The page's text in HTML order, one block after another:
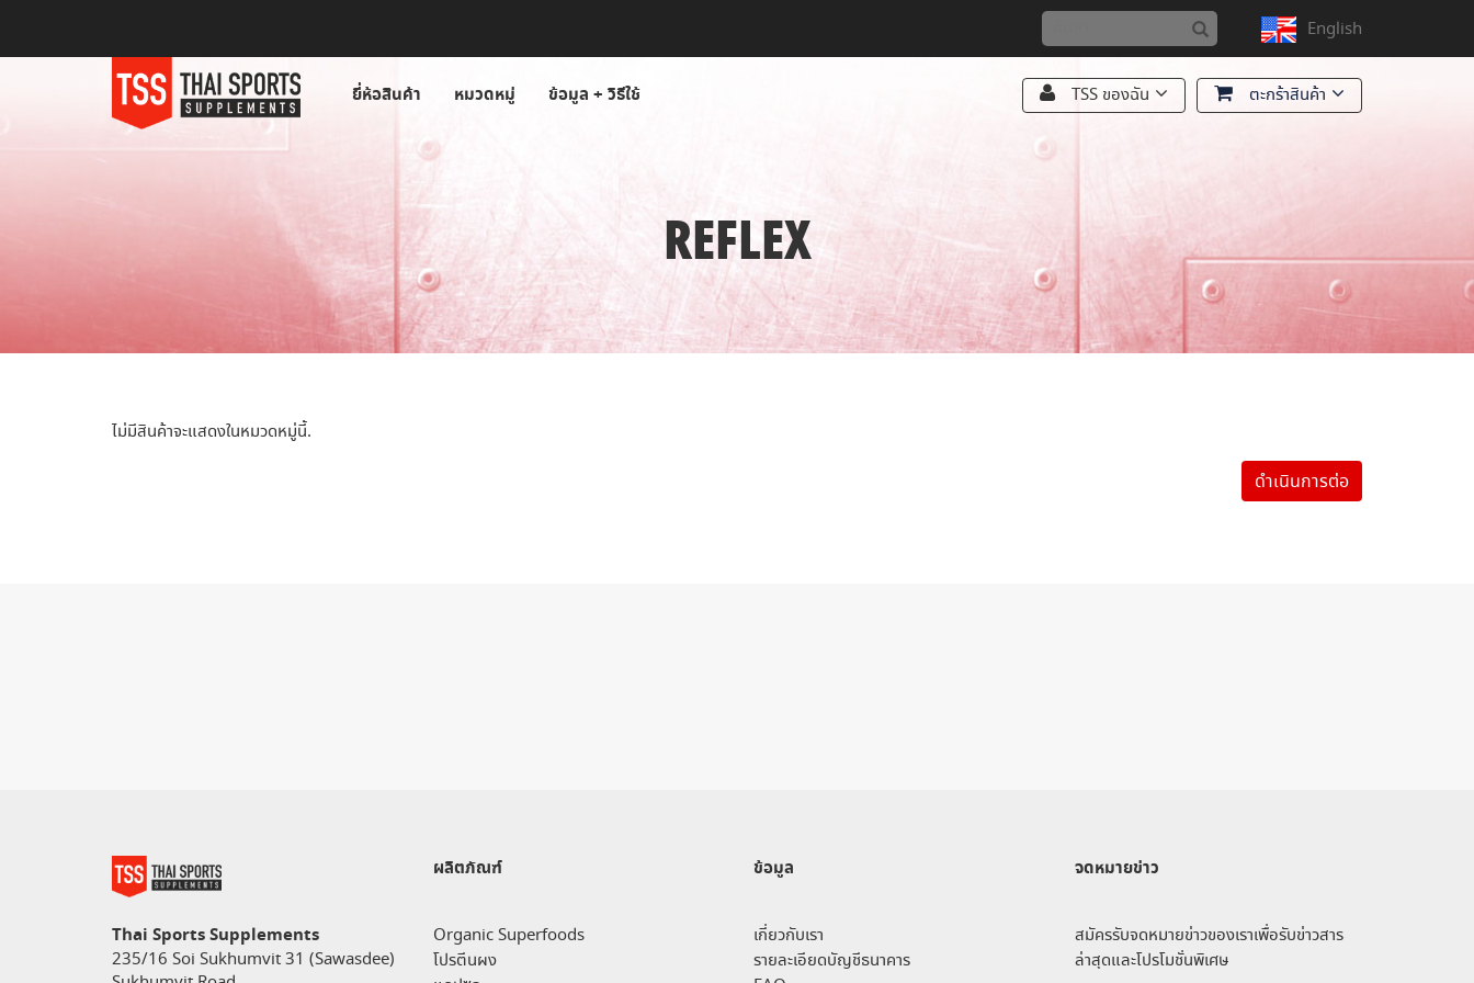
English
ยี่ห้อสินค้า หมวดหมู่ ข้อมูล + วิธีใช้ TSS ของฉัน ตะกร้าสินค้า
REFLEX
ไม่มีสินค้าจะแสดงในหมวดหมู่นี้.
ดำเนินการต่อ
Thai Sports Supplements
235/16 Soi Sukhumvit 31 (Sawasdee)
ผลิตภัณฑ์
Organic Superfoods
โปรตีนผง
ข้อมูล
เกี่ยวกับเรา
รายละเอียดบัญชีธนาคาร
จดหมายข่าว
สมัครรับจดหมายข่าวของเราเพื่อรับข่าวสาร
ล่าสุดและโปรโมชั่นพิเศษ